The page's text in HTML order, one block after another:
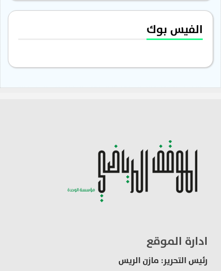
الفيس بوك
ادارة الموقع
رئيس التحرير: مازن الريس